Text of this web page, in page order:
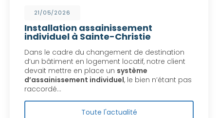
21/05/2026
Installation assainissement
individuel à Sainte-Christie
Dans le cadre du changement de destination
d’un bâtiment en logement locatif, notre client
devait mettre en place un système
d’assainissement individuel, le bien n’étant pas
raccordé…
Toute l'actualité